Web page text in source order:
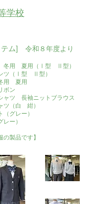
学校
テム] 令和８年度より
冬用 夏用（Ⅰ型 Ⅱ型）
ツ（Ⅰ型 Ⅱ型）
用 夏用
ボン
ャツ 長袖ニットブラウス
ツ（白 紺）
（グレー）
レー）
の製品です】​​​​​